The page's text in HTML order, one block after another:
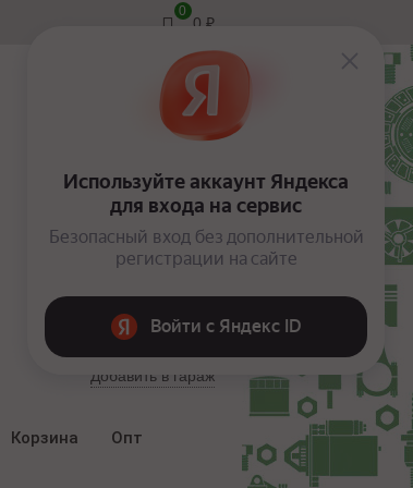
0
0 ₽
Вход
Добавить в гараж
Корзина
Опт